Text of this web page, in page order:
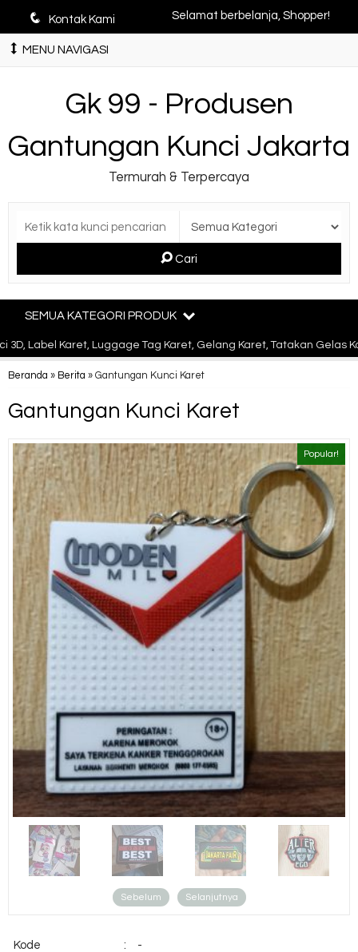
q Kontak Kami Selamat berbelanja, Shopper!
MENU NAVIGASI
Gk 99 - Produsen
Gantungan Kunci Jakarta
Termurah & Terpercaya
Cari
SEMUA KATEGORI PRODUK
Label Karet, Luggage Tag Karet, Gelang Karet, Tatakan Gelas
Beranda » Berita » Gantungan Kunci Karet
Gantungan Kunci Karet
Popular!
Sebelum Selanjutnya
Kode : -